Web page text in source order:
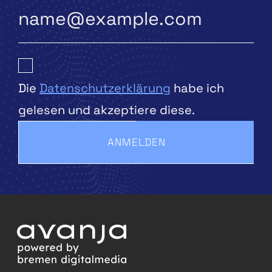
Die Datenschutzerklärung habe ich
gelesen und akzeptiere diese.
ANMELDEN